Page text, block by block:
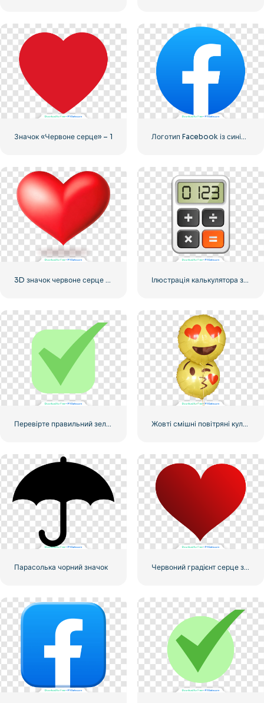
Значок «Червоне серце» – 1 Логотип Facebook із синім кружком
3D значок червоне серце з тінню Ілюстрація калькулятора з числами 0-1-2-3
Жовті смішні повітряні кульки Emoji
Парасолька чорний значок Червоний градієнт серце значок